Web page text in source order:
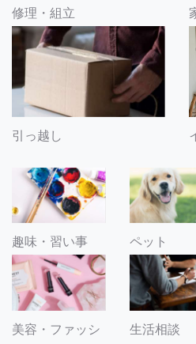
修理・組立
引っ越し
趣味・習い事 ペット
美容・ファッシ
生活相談